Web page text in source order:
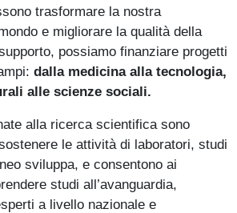
trasformare la nostra
e migliorare la qualità della
possiamo finanziare progetti
dalla medicina alla tecnologia,
alle scienze sociali.
alla ricerca scientifica sono
le attività di laboratori, studi
sviluppa, e consentono ai
studi all’avanguardia,
a livello nazionale e